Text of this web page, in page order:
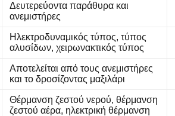
Δευτερεύοντα παράθυρα και
ανεμιστήρες
Ηλεκτροδυναμικός τύπος, τύπος
αλυσίδων, χειρωνακτικός τύπος
Αποτελείται από τους ανεμιστήρες
και το δροσίζοντας μαξιλάρι
Θέρμανση ζεστού νερού, θέρμανση
ζεστού αέρα, ηλεκτρική θέρμανση